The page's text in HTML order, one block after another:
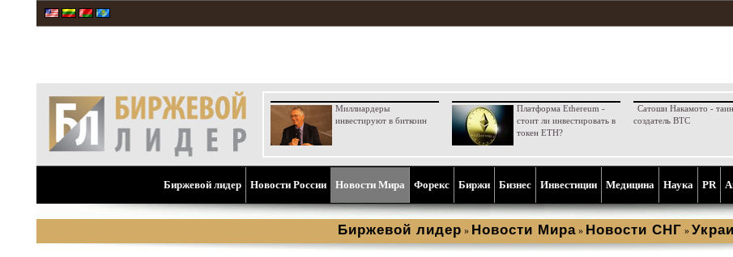
Миллиардеры
инвестируют в биткоин
Платформа Ethereum -
стоит ли инвестировать в
токен ETH?
Сатоши Накамото -
создатель BTC
Биржевой лидер Новости России Новости Мира Форекс Биржи Бизнес Инвестиции Медицина Наука PR
Биржевой лидер » Новости Мира » Новости СНГ »